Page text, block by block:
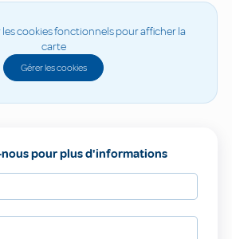
cookies fonctionnels pour afficher la
carte
Gérer les cookies
pour plus d'informations